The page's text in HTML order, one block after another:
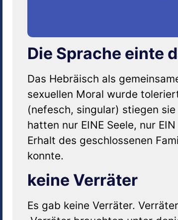
Die Sprache einte
Das Hebräisch als
sexuellen Moral wurde
(nefesch, singular) stiegen
hatten nur EINE Seele, nur
Erhalt des geschlossenen
konnte.
keine Verräter
Es gab keine Verräter.